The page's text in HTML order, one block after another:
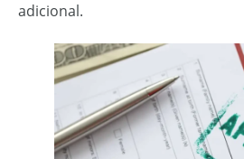
adicional.